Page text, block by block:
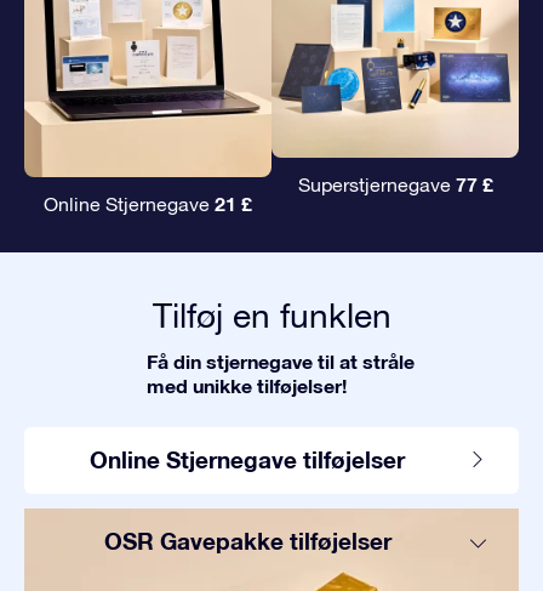
Online Stjernegave 21 £
Superstjernegave 77 £
Tilføj en funklen
Få din stjernegave til at stråle
med unikke tilføjelser!
Online Stjernegave tilføjelser
OSR Gavepakke tilføjelser